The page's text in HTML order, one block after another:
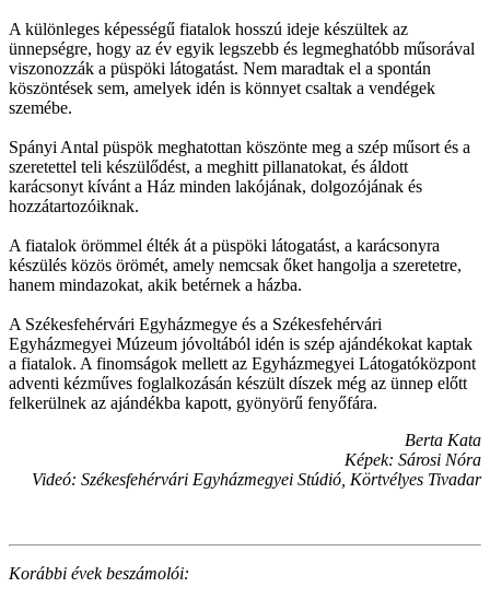
A különleges képességű fiatalok hosszú ideje készültek az
ünnepségre, hogy az év egyik legszebb és legmeghatóbb műsorával
viszonozzák a püspöki látogatást. Nem maradtak el a spontán
köszöntések sem, amelyek idén is könnyet csaltak a vendégek
szemébe.
Spányi Antal püspök meghatottan köszönte meg a szép műsort és a
szeretettel teli készülődést, a meghitt pillanatokat, és áldott
karácsonyt kívánt a Ház minden lakójának, dolgozójának és
hozzátartozóiknak.
A fiatalok örömmel élték át a püspöki látogatást, a karácsonyra
készülés közös örömét, amely nemcsak őket hangolja a szeretetre,
hanem mindazokat, akik betérnek a házba.
A Székesfehérvári Egyházmegye és a Székesfehérvári
Egyházmegyei Múzeum jóvoltából idén is szép ajándékokat kaptak
a fiatalok. A finomságok mellett az Egyházmegyei Látogatóközpont
adventi kézműves foglalkozásán készült díszek még az ünnep előtt
felkerülnek az ajándékba kapott, gyönyörű fenyőfára.
Berta Kata
Képek: Sárosi Nóra
Videó: Székesfehérvári Egyházmegyei Stúdió, Körtvélyes Tivadar
Korábbi évek beszámolói: